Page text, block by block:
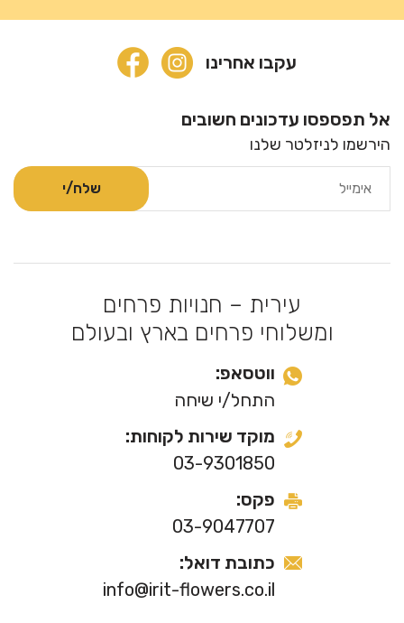
עקבו אחרינו
אל תפספסו עדכונים חשובים
הירשמו לניזלטר שלנו
עירית – חנויות פרחים
ומשלוחי פרחים בארץ ובעולם
ווטסאפ:
התחל/י שיחה
מוקד שירות לקוחות:
03-9301850
פקס:
03-9047707
כתובת דואל:
info@irit-flowers.co.il